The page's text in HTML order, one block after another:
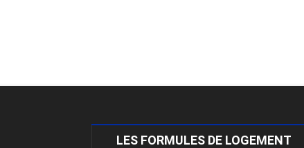
LES FORMULES DE LOGEMENT